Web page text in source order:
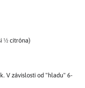
½ citróna)
V závislosti od "hladu" 6-